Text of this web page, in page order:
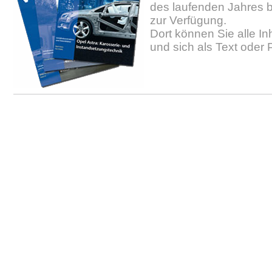
des laufenden Jahres
zur Verfügung.
Dort können Sie alle
und sich als Text oder